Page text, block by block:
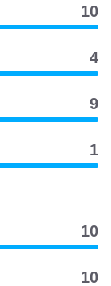
10
4
9
1
10
10